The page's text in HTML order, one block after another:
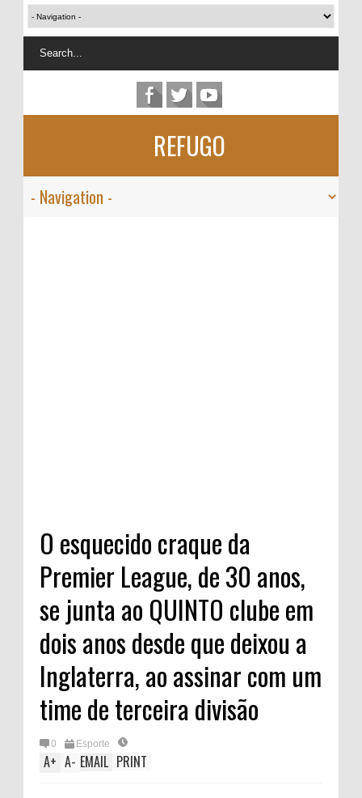
REFUGO
O esquecido craque da
Premier League, de 30 anos,
se junta ao QUINTO clube em
dois anos desde que deixou a
Inglaterra, ao assinar com um
time de terceira divisão
0 Esporte
A+ A- EMAIL PRINT